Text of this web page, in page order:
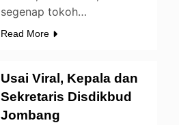
segenap tokoh…
Read More
Usai Viral, Kepala dan
Sekretaris Disdikbud
Jombang